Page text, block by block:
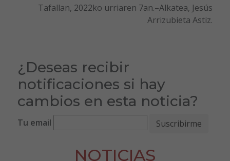
Tafallan, 2022ko urriaren 7an.–Alkatea, Jesús
Arrizubieta Astiz.
¿Deseas recibir
notificaciones si hay
cambios en esta noticia?
Tu email
NOTICIAS